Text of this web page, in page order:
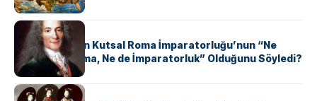
KÜLTÜR
Voltaire Neden Kutsal Roma İmparatorluğu’nun “Ne
Kutsal, Ne Roma, Ne de İmparatorluk” Olduğunu Söyledi?
KÜLTÜR